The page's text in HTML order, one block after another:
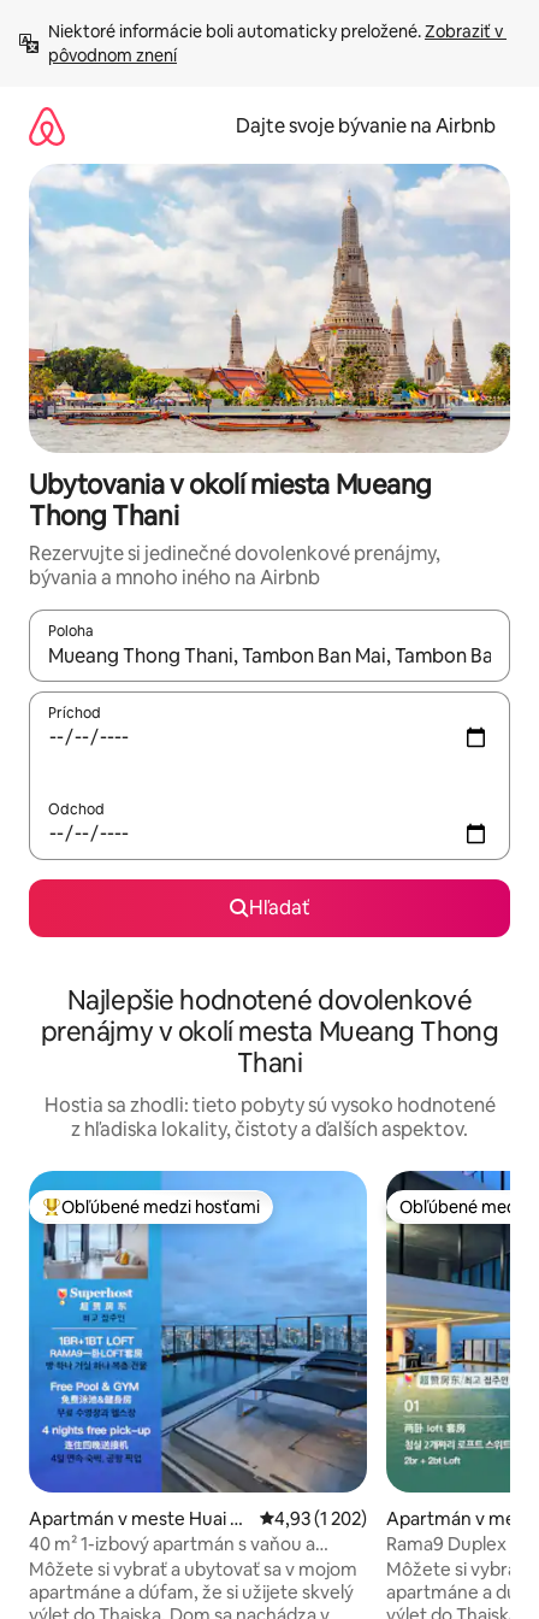
obsah.
Niektoré informácie boli automaticky preložené. Zobraziť v
pôvodnom znení
Dajte svoje bývanie na Airbnb
Ubytovania v okolí miesta Mueang
Thong Thani
Rezervujte si jedinečné dovolenkové prenájmy,
bývania a mnoho iného na Airbnb
Poloha
Keď budú výsledky k dispozícii, môžete si ich prechádzať
Príchod
Odchod
Hľadať
Najlepšie hodnotené dovolenkové
prenájmy v okolí mesta Mueang Thong
Thani
Hostia sa zhodli: tieto pobyty sú vysoko hodnotené
z hľadiska lokality, čistoty a ďalších aspektov.
Najobľúbenejšie medzi hosťami
Obľúbené medzi hosťami
Apartmán v meste Huai K
hwang
Priemerné ohodnotenie 4,93 z 5,
4,93 (1 202)
40 m² 1-izbový apartmán s vaňou a
balkónom LOFT-D4/pre 3 osoby/strešný
bazén/blízko RCA/blízko nočného
trhu/blízko Tonglor
Môžete si vybrať a ubytovať sa v mojom
apartmáne a dúfam, že si užijete skvelý
Obľúbené medzi
Obľúbené medzi
Apartmán v
wang
Rama9 Duplex
vaňou A1 / pre 5
blízko RCA /
Train / blízko
Môžete si vybrať
apartmáne a